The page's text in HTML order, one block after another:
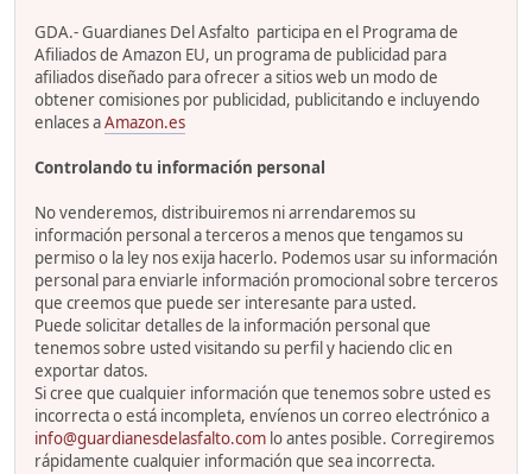
GDA.- Guardianes Del Asfalto participa en el Programa de
Afiliados de Amazon EU, un programa de publicidad para
afiliados diseñado para ofrecer a sitios web un modo de
obtener comisiones por publicidad, publicitando e incluyendo
enlaces aAmazon.es
Controlando tu información personal
No venderemos, distribuiremos ni arrendaremos su
información personal a terceros a menos que tengamos su
permiso o la ley nos exija hacerlo. Podemos usar su información
personal para enviarle información promocional sobre terceros
que creemos que puede ser interesante para usted.
Puede solicitar detalles de la información personal que
tenemos sobre usted visitando su perfil y haciendo clic en
exportar datos.
Si cree que cualquier información que tenemos sobre usted es
incorrecta o está incompleta, envíenos un correo electrónico a
info@guardianesdelasfalto.com lo antes posible. Corregiremos
rápidamente cualquier información que sea incorrecta.